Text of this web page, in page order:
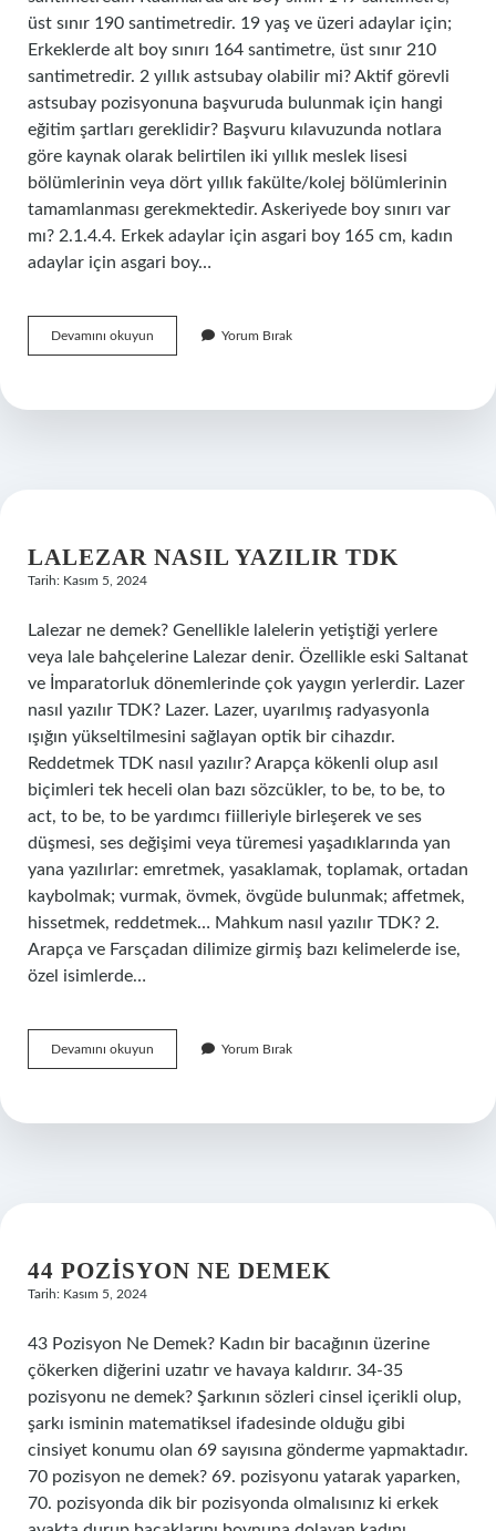
üst sınır 190 santimetredir. 19 yaş ve üzeri adaylar için;
Erkeklerde alt boy sınırı 164 santimetre, üst sınır 210
santimetredir. 2 yıllık astsubay olabilir mi? Aktif görevli
astsubay pozisyonuna başvuruda bulunmak için hangi
eğitim şartları gereklidir? Başvuru kılavuzunda notlara
göre kaynak olarak belirtilen iki yıllık meslek lisesi
bölümlerinin veya dört yıllık fakülte/kolej bölümlerinin
tamamlanması gerekmektedir. Askeriyede boy sınırı var
mı? 2.1.4.4. Erkek adaylar için asgari boy 165 cm, kadın
adaylar için asgari boy…
Devamını okuyun Astsubay
Boy
Mı
Yorum Bırak
LALEZAR NASIL YAZILIR TDK
Tarih: Kasım 5, 2024
Lalezar ne demek? Genellikle lalelerin yetiştiği yerlere
veya lale bahçelerine Lalezar denir. Özellikle eski Saltanat
ve İmparatorluk dönemlerinde çok yaygın yerlerdir. Lazer
nasıl yazılır TDK? Lazer. Lazer, uyarılmış radyasyonla
ışığın yükseltilmesini sağlayan optik bir cihazdır.
Reddetmek TDK nasıl yazılır? Arapça kökenli olup asıl
biçimleri tek heceli olan bazı sözcükler, to be, to be, to
act, to be, to be yardımcı fiilleriyle birleşerek ve ses
düşmesi, ses değişimi veya türemesi yaşadıklarında yan
yana yazılırlar: emretmek, yasaklamak, toplamak, ortadan
kaybolmak; vurmak, övmek, övgüde bulunmak; affetmek,
hissetmek, reddetmek… Mahkum nasıl yazılır TDK? 2.
Arapça ve Farsçadan dilimize girmiş bazı kelimelerde ise,
özel isimlerde…
Devamını okuyun
Nasıl
Yorum Bırak
44 POZISYON NE DEMEK
Tarih: Kasım 5, 2024
43 Pozisyon Ne Demek? Kadın bir bacağının üzerine
çökerken diğerini uzatır ve havaya kaldırır. 34-35
pozisyonu ne demek? Şarkının sözleri cinsel içerikli olup,
şarkı isminin matematiksel ifadesinde olduğu gibi
cinsiyet konumu olan 69 sayısına gönderme yapmaktadır.
70 pozisyon ne demek? 69. pozisyonu yatarak yaparken,
70. pozisyonda dik bir pozisyonda olmalısınız ki erkek